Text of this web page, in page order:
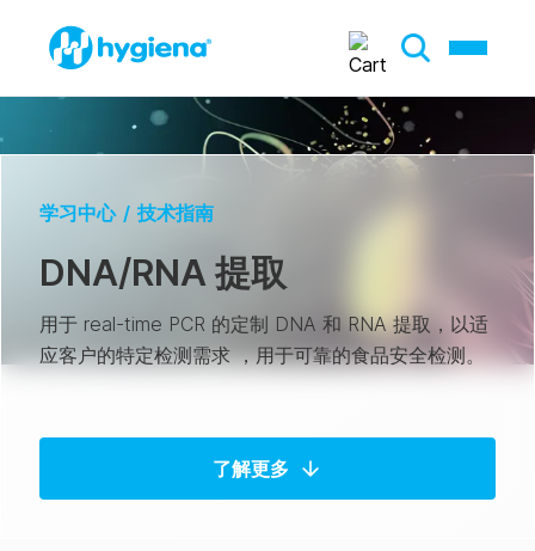
学习中心 / 技术指南
DNA/RNA 提取
用于 real-time PCR 的定制 DNA 和 RNA 提取，以适
应客户的特定检测需求 ，用于可靠的食品安全检测。
了解更多